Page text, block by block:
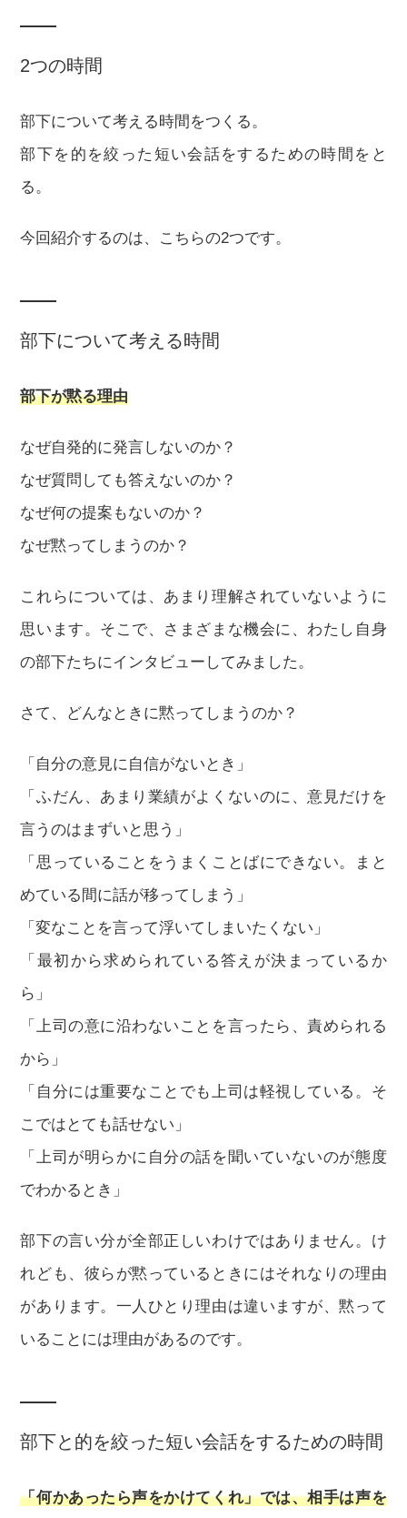
2つの時間
部下について考える時間をつくる。
部下を的を絞った短い会話をするための時間をと
る。
今回紹介するのは、こちらの2つです。
部下について考える時間
部下が黙る理由
なぜ自発的に発言しないのか？
なぜ質問しても答えないのか？
なぜ何の提案もないのか？
なぜ黙ってしまうのか？
これらについては、あまり理解されていないように
思います。そこで、さまざまな機会に、わたし自身
の部下たちにインタビューしてみました。
さて、どんなときに黙ってしまうのか？
「自分の意見に自信がないとき」
「ふだん、あまり業績がよくないのに、意見だけを
言うのはまずいと思う」
「思っていることをうまくことばにできない。まと
めている間に話が移ってしまう」
「変なことを言って浮いてしまいたくない」
「最初から求められている答えが決まっているか
ら」
「上司の意に沿わないことを言ったら、責められる
から」
「自分には重要なことでも上司は軽視している。そ
こではとても話せない」
「上司が明らかに自分の話を聞いていないのが態度
でわかるとき」
部下の言い分が全部正しいわけではありません。け
れども、彼らが黙っているときにはそれなりの理由
があります。一人ひとり理由は違いますが、黙って
いることには理由があるのです。
部下と的を絞った短い会話をするための時間
「何かあったら声をかけてくれ」では、相手は声を